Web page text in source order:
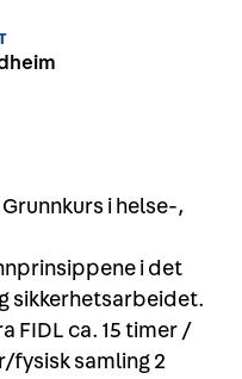
i helse-,
i det
sikkerhetsarbeidet.
FIDL ca. 15 timer /
fysisk samling 2